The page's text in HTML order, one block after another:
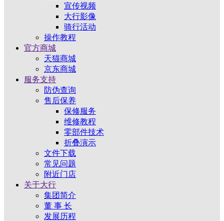
宣传视频
大行影像
骑行活动
操作教程
官方商城
天猫商城
京东商城
服务支持
防伪查询
售后保养
保修服务
维修教程
零部件技术
折叠演示
文件下载
常见问题
附近门店
关于大行
集团简介
董 事 长
发展历程